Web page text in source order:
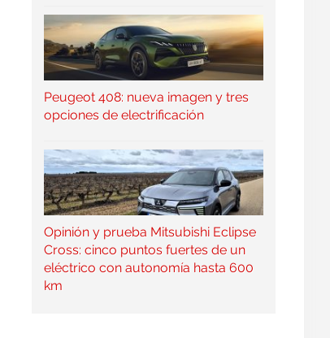
Peugeot 408: nueva imagen y tres
opciones de electrificación
Opinión y prueba Mitsubishi Eclipse
Cross: cinco puntos fuertes de un
eléctrico con autonomía hasta 600
km